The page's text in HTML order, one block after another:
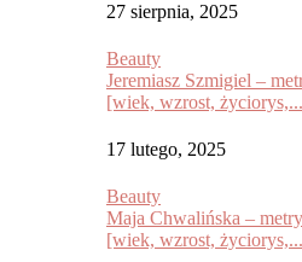
27 sierpnia, 2025
Beauty
Jeremiasz Szmigiel –
[wiek, wzrost, życiorys,...
17 lutego, 2025
Beauty
Maja Chwalińska –
[wiek, wzrost, życiorys,...